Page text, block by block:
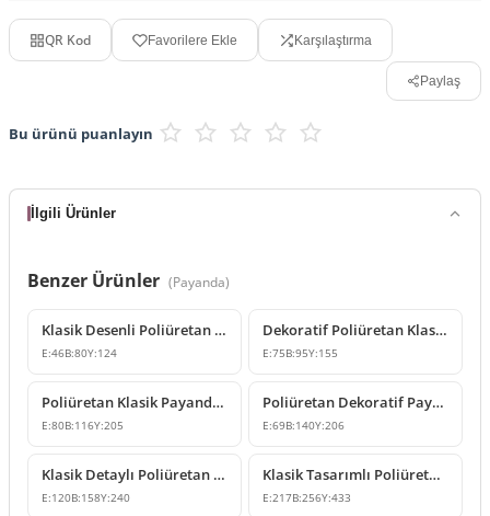
QR Kod Favorilere Ekle Karşılaştırma
Paylaş
Bu ürünü puanlayın
İlgili Ürünler
Benzer Ürünler (Payanda)
Klasik Desenli Poliüretan Payanda Modeli
E:46B:80Y:124
Dekoratif Poliüretan Klasik Payanda ve Destek Modeli
E:75B:95Y:155
Poliüretan Klasik Payanda Modeli P6006
E:80B:116Y:205
Poliüretan Dekoratif Payanda P6007 Konsol Destek Modeli
E:69B:140Y:206
Klasik Detaylı Poliüretan Payanda ve Konsol Modeli
E:120B:158Y:240
Klasik Tasarımlı Poliüretan Dekoratif Payanda Modelleri
E:217B:256Y:433